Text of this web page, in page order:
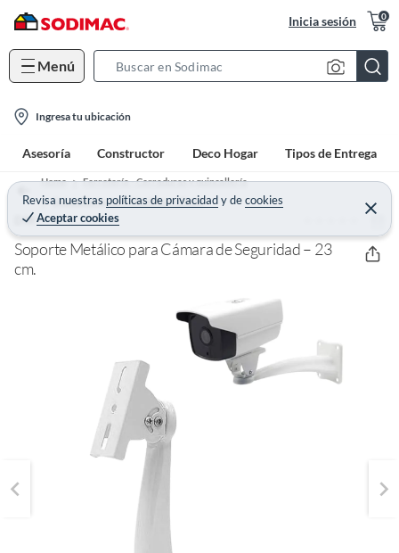
Inicia sesión 0
Menú
c
h
B
r
a
o
n
Ingresa tu ubicación
Asesoría Constructor Deco Hogar Tipos de Entrega
Revisa nuestras políticas de privacidadydecookies
Aceptar cookies
C
e
r
a
r
Home
Ferretería - Cerraduras y quincallería
Quincallería para Muebles y Closet
DM (0)
Soporte Metálico para Cámara de Seguridad – 23
cm.